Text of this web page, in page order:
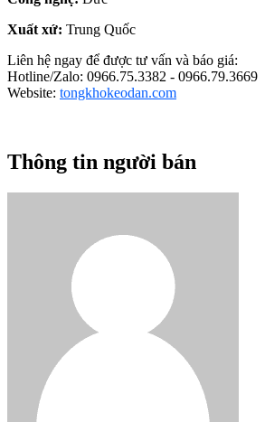
Xuất xứ: Trung Quốc
Liên hệ ngay để được tư vấn và báo giá:
Hotline/Zalo: 0966.75.3382 - 0966.79.3669
Website: tongkhokeodan.com
Thông tin người bán